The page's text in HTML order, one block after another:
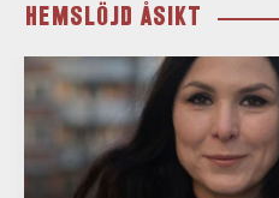
HEMSLÖJD ÅSIKT